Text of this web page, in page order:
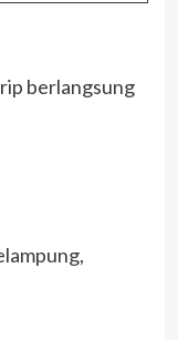
berlangsung